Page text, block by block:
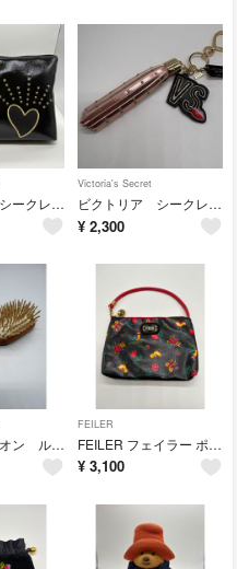
ビクトリア シークレット ポーチ クラッチバッグ セカンドバッグ no.208
Victoria's Secret
ビクトリア シークレット キーホルダー バッグチャーム ② no.208
¥ 2,300
フォンダンシオン ルイ ヴィトン ミニヘアブラシ パリ限定 no.208
FEILER
FEILER フェイラー ポーチ ハイジ ブラック 小物入れ no.207
¥ 3,100